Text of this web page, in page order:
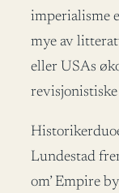
imperialisme
mye av
eller USAs
Lundestad
om’ Empire